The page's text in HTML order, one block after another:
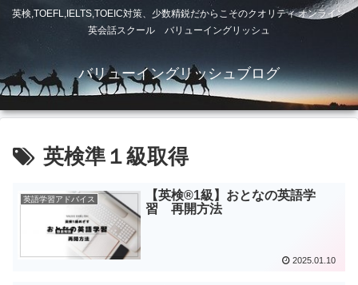
英検,TOEFL,IELTS,TOEIC対策、少数精鋭だからこそのクオリティ オンライン
英会話スクール バリューイングリッシュ
バリューイングリッシュブログ
英検準１級取得
英語学習アドバイス
【英検®︎1級】おとなの英語学
習 再開方法
2025.01.10